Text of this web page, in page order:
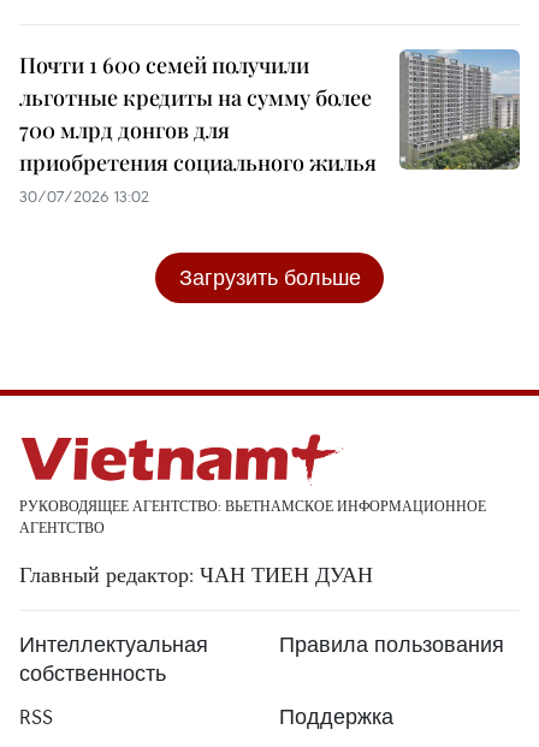
Почти 1 600 семей получили
льготные кредиты на сумму более
700 млрд донгов для
приобретения социального жилья
30/07/2026 13:02
Загрузить больше
РУКОВОДЯЩЕЕ АГЕНТСТВО: ВЬЕТНАМСКОЕ ИНФОРМАЦИОННОЕ
АГЕНТСТВО
Главный редактор: ЧАН ТИЕН ДУАН
Интеллектуальная
собственность
Правила пользования
RSS
Поддержка